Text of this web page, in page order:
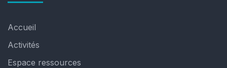
Accueil
Activités
Espace ressources